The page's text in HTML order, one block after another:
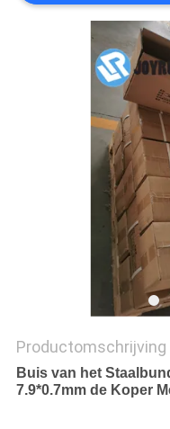
Productomschrijving
Buis van het
7.9*0.7mm de Koper